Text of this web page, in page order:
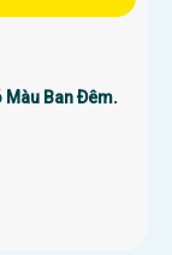
Màu Ban Ðêm.